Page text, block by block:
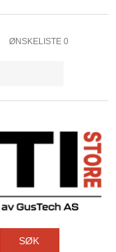
ØNSKELISTE 0
SØK